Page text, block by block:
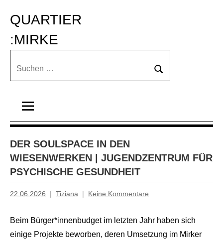
Inhalt
springen
QUARTIER
:MIRKE
Suchen
Suchen
DER SOULSPACE IN DEN
WIESENWERKEN | JUGENDZENTRUM FÜR
PSYCHISCHE GESUNDHEIT
22.06.2026 Tiziana Keine Kommentare
Beim Bürger*innenbudget im letzten Jahr haben sich
einige Projekte beworben, deren Umsetzung im Mirker